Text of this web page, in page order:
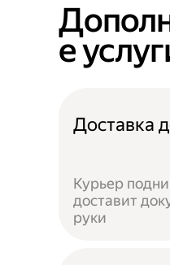
е
Доставка
Курьер
доставит
руки